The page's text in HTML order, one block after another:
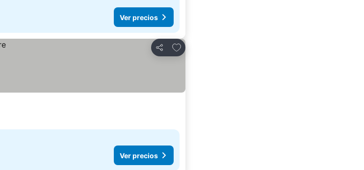
Ver precios
Compartir
Agregar a favoritos
Ver precios